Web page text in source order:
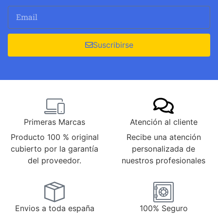
Suscribirse
Primeras Marcas
Producto 100 % original
cubierto por la garantía
del proveedor.
Atención al cliente
Recibe una atención
personalizada de
nuestros profesionales
Envios a toda españa
100% Seguro